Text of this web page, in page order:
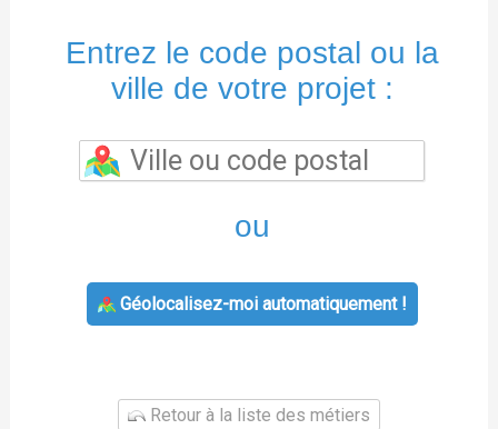
Entrez le code postal ou la
ville de votre projet :
ou
Géolocalisez-moi automatiquement !
Retour à la liste des métiers